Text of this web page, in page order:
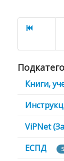
Книги,
ViPNet
ЕСПД 5